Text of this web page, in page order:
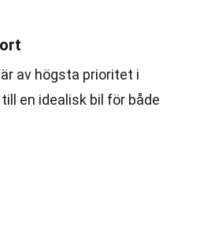
av högsta prioritet i
en idealisk bil för både